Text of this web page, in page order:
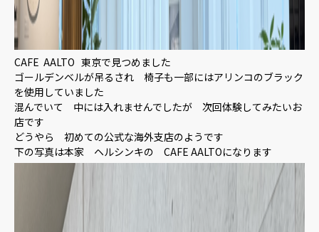
CAFE AALTO 東京で見つめました
ゴールデンベルが吊るされ 椅子も一部にはアリンコのブラック
を使用していました
混んでいて 中には入れませんでしたが 次回体験してみたいお
店です
どうやら 初めての公式な海外支店のようです
下の写真は本家 ヘルシンキの CAFE AALTOになります